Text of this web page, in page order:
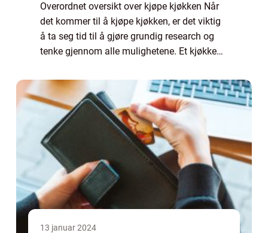
Overordnet oversikt over kjøpe kjøkken Når
det kommer til å kjøpe kjøkken, er det viktig
å ta seg tid til å gjøre grundig research og
tenke gjennom alle mulighetene. Et kjøkken
område hvor man tilbringer...
13 januar 2024